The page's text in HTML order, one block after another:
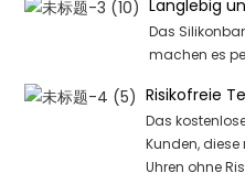
Langlebig
Das
machen es
Risikofreie
Das
Kunden,
Uhren ohne